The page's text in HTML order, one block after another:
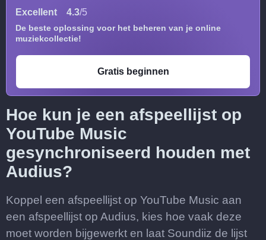
Excellent 4.3/5
De beste oplossing voor het beheren van je online
muziekcollectie!
Gratis beginnen
Hoe kun je een afspeellijst op
YouTube Music
gesynchroniseerd houden met
Audius?
Koppel een afspeellijst op YouTube Music aan
een afspeellijst op Audius, kies hoe vaak deze
moet worden bijgewerkt en laat Soundiiz de lijst